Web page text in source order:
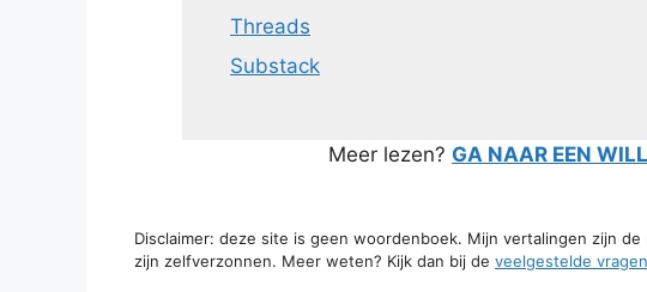
Threads
Substack
Meer lezen? GA NAAR EEN
Disclaimer: deze site is geen woordenboek. Mijn vertalingen zijn
zijn zelfverzonnen. Meer weten? Kijk dan bij de veelgestelde vragen